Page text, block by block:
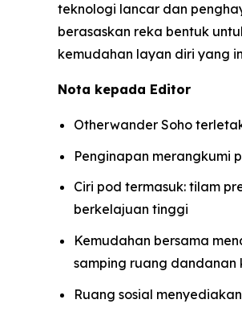
teknologi lancar dan
berasaskan reka bentuk
kemudahan layan diri yang
Nota kepada Editor
Otherwander Soho
Penginapan merangkumi
Ciri pod termasuk: tilam
berkelajuan tinggi
Kemudahan bersama
samping ruang dandanan
Ruang sosial